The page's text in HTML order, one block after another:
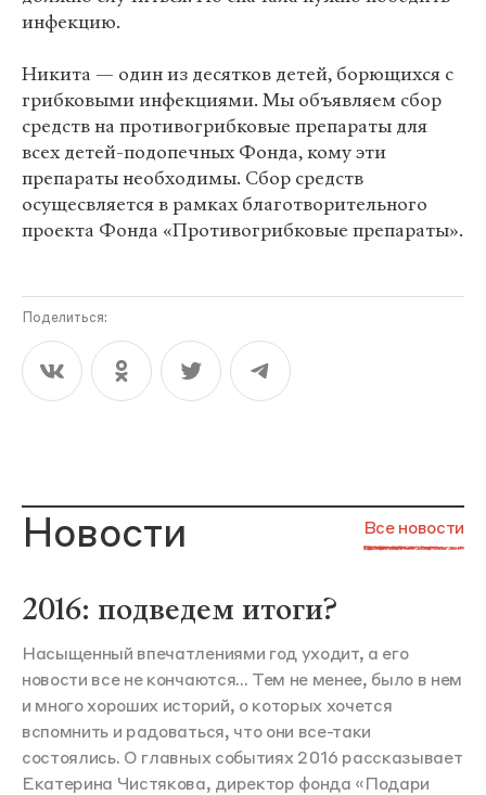
инфекцию.
Никита — один из десятков детей, борющихся с
грибковыми инфекциями. Мы объявляем сбор
средств на противогрибковые препараты для
всех детей-подопечных Фонда, кому эти
препараты необходимы. Сбор средств
осущесвляется в рамках благотворительного
проекта Фонда «Противогрибковые препараты».
Поделиться:
Новости Все новости
2016: подведем итоги?
Насыщенный впечатлениями год уходит, а его
новости все не кончаются... Тем не менее, было в нем
и много хороших историй, о которых хочется
вспомнить и радоваться, что они все-таки
состоялись. О главных событиях 2016 рассказывает
Екатерина Чистякова, директор фонда «Подари